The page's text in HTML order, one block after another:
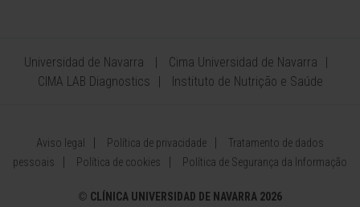
Universidad de Navarra
Cima Universidad de Navarra
CIMA LAB Diagnostics
Instituto de Nutrição e Saúde
Aviso legal Política de privacidade
Tratamento de dados
pessoais
Política de cookies Política de Segurança da Informação
© CLÍNICA UNIVERSIDAD DE NAVARRA 2026